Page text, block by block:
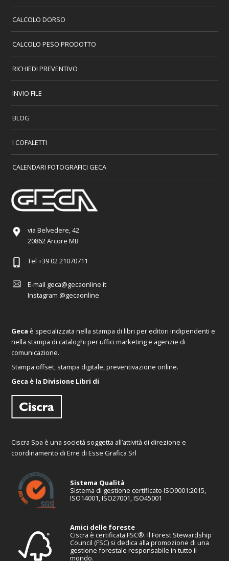
CALCOLO DORSO
CALCOLO PESO PRODOTTO
RICHIEDI PREVENTIVO
INVIO FILE
BLOG
I COFALETTI
CALENDARI FOTOGRAFICI GECA
via Belvedere, 42
20862 Arcore MB
Tel +39 02 21070711
E-mail geca@gecaonline.it
Instagram @gecaonline
Geca è specializzata nella stampa di libri per editori indipendenti e
nella stampa di cataloghi per uffici marketing e agenzie di
comunicazione.
Stampa offset, stampa digitale, preventivazione online.
Geca è la Divisione Libri di
Ciscra Spa è una società soggetta all’attività di direzione e
coordinamento di Erre di Esse Grafica Srl
Sistema Qualità
Sistema di gestione certificato ISO9001:2015,
ISO14001, ISO27001, ISO45001
Amici delle foreste
Ciscra è certificata FSC®. Il Forest Stewardship
Council (FSC) si dedica alla promozione di una
gestione forestale responsabile in tutto il
mondo.